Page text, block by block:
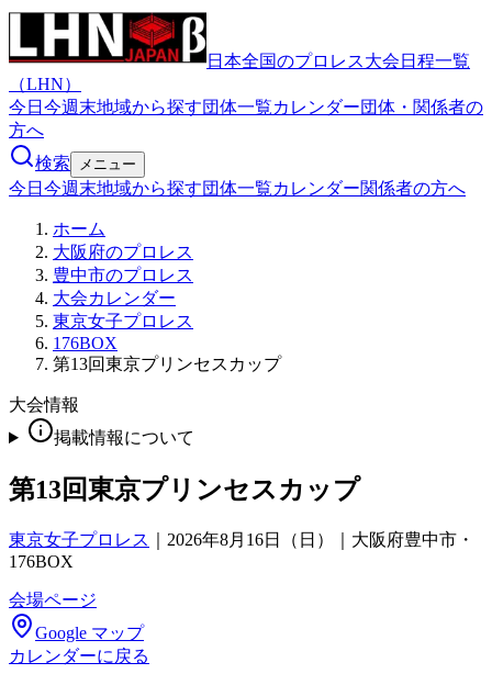
日本全国のプロレス大会日程一覧
（LHN）
今日 今週末地域から探す団体一覧カレンダー団体・関係者の
方へ
検索
メニュー
今日 今週末地域から探す団体一覧カレンダー関係者の方へ
ホーム
大阪府のプロレス
豊中市のプロレス
大会カレンダー
東京女子プロレス
176BOX
第13回東京プリンセスカップ
大会情報
掲載情報について
第13回東京プリンセスカップ
東京女子プロレス
2026年8月16日（日）｜大阪府豊中市・
176BOX
会場ページ
Google マップ
カレンダーに戻る